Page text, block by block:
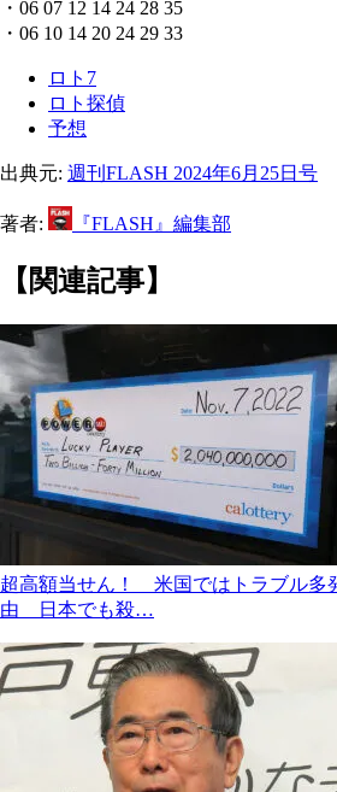
・06 07 12 14 24 28 35
・06 10 14 20 24 29 33
ロト7
ロト探偵
予想
出典元: 週刊FLASH 2024年6月25日号
著者: 『FLASH』編集部
【関連記事】
超高額当せん！ 米国ではトラブル多
由 日本でも殺…